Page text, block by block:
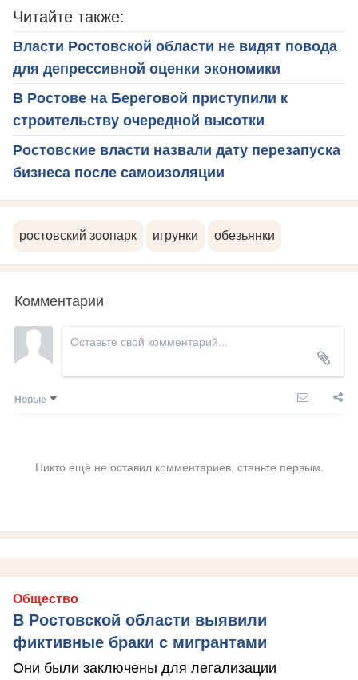
Читайте также:
Власти Ростовской области не видят повода
для депрессивной оценки экономики
В Ростове на Береговой приступили к
строительству очередной высотки
Ростовские власти назвали дату перезапуска
бизнеса после самоизоляции
ростовский зоопарк игрунки обезьянки
Комментарии
Новые
Никто ещё не оставил комментариев, станьте первым.
Общество
В Ростовской области выявили
фиктивные браки с мигрантами
Они были заключены для легализации